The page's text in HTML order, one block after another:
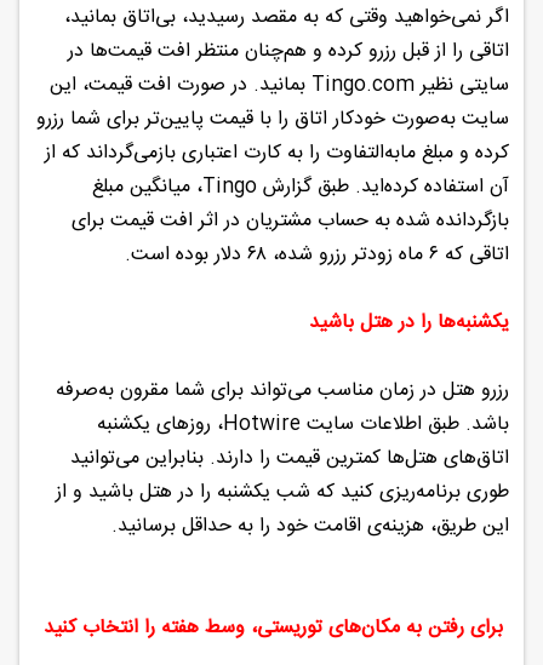
اگر نمی‌خواهید وقتی که به مقصد رسیدید، بی‌اتاق بمانید،
اتاقی را از قبل رزرو کرده و هم‌چنان منتظر افت قیمت‌ها در
سایتی نظیر Tingo.com بمانید. در صورت افت قیمت، این
سایت به‌صورت خودکار اتاق را با قیمت پایین‌تر برای شما رزرو
کرده و مبلغ مابه‌التفاوت را به کارت اعتباری باز‌می‌گرداند که از
آن استفاده کرده‌اید. طبق گزارش Tingo، میانگین مبلغ
بازگردانده شده به حساب مشتریان در اثر افت قیمت برای
اتاقی که ۶ ماه زودتر رزرو شده‌، ۶۸ دلار بوده است.
یکشنبه‌ها را در هتل باشید
رزرو هتل در زمان مناسب می‌تواند برای شما مقرون به‌صرفه
باشد. طبق اطلاعات سایت Hotwire، روزهای یکشنبه
اتاق‌های هتل‌ها کمترین قیمت را دارند. بنابراین می‌توانید
طوری برنامه‌ریزی کنید که شب یکشنبه را در هتل باشید و از
این طریق، هزینه‌ی اقامت خود را به حداقل برسانید.
برای رفتن به مکان‌های توریستی، وسط هفته را انتخاب کنید